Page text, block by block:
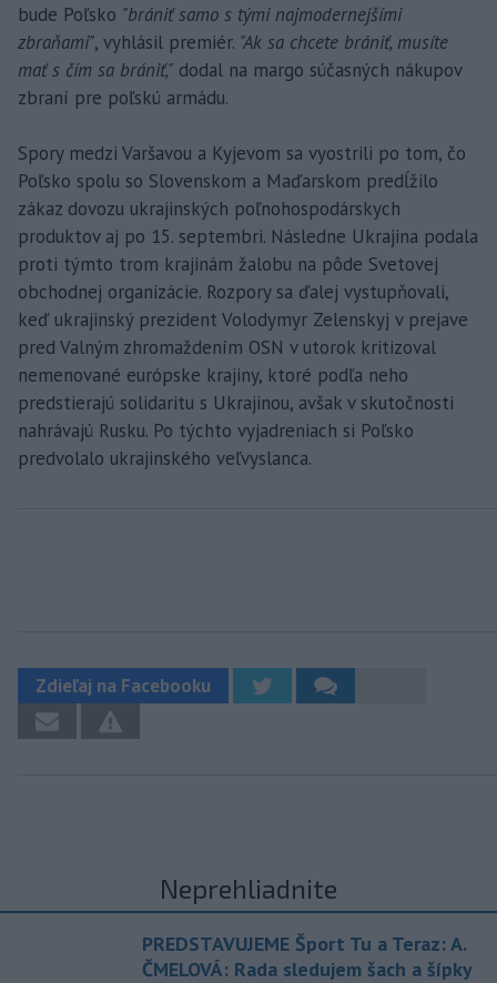
bude Poľsko "brániť samo s tými najmodernejšími
zbraňami", vyhlásil premiér. "Ak sa chcete brániť, musíte
mať s čím sa brániť," dodal na margo súčasných nákupov
zbraní pre poľskú armádu.
Spory medzi Varšavou a Kyjevom sa vyostrili po tom, čo
Poľsko spolu so Slovenskom a Maďarskom predĺžilo
zákaz dovozu ukrajinských poľnohospodárskych
produktov aj po 15. septembri. Následne Ukrajina podala
proti týmto trom krajinám žalobu na pôde Svetovej
obchodnej organizácie. Rozpory sa ďalej vystupňovali,
keď ukrajinský prezident Volodymyr Zelenskyj v prejave
pred Valným zhromaždením OSN v utorok kritizoval
nemenované európske krajiny, ktoré podľa neho
predstierajú solidaritu s Ukrajinou, avšak v skutočnosti
nahrávajú Rusku. Po týchto vyjadreniach si Poľsko
predvolalo ukrajinského veľvyslanca.
Zdieľaj na Facebooku
Neprehliadnite
PREDSTAVUJEME Šport Tu a Teraz: A.
ČMELOVÁ: Rada sledujem šach a šípky